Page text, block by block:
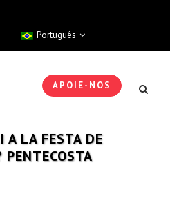
Português
APOIE-NOS
A LA FESTA DE
PENTECOSTA